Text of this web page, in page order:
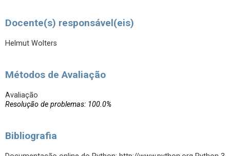
Docente(s) responsável(eis)
Helmut Wolters
Métodos de Avaliação
Avaliação
Resolução de problemas: 100.0%
Bibliografia